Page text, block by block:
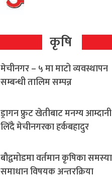
कृषि
मेचीनगर – ५ मा माटो व्यवस्थापन
सम्बन्धी तालिम सम्पन्न
ड्रागन फ्रुट खेतीबाट मनग्य आम्दानी
लिँदै मेचीनगरका हर्कबहादुर
बौद्वमोडमा वर्तमान कृषिका समस्या र
समाधान विषयक अन्तरक्रिया